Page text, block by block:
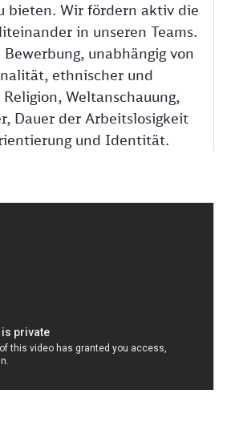
bieten. Wir fördern aktiv die
in unseren Teams.
unabhängig von
ethnischer und
Weltanschauung,
Dauer der Arbeitslosigkeit
und Identität.